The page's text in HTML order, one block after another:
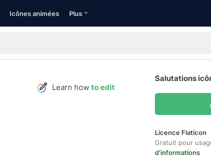
Icônes animées Plus
Learn how to edit
Salutations
Licence Flaticon
Gratuit pour
d'informations